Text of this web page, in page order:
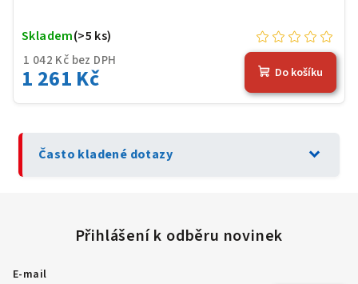
1 042 Kč bez DPH
1 261 Kč
Skladem(>5 ks)
Do košíku
Často kladené dotazy expand_more
E-mail